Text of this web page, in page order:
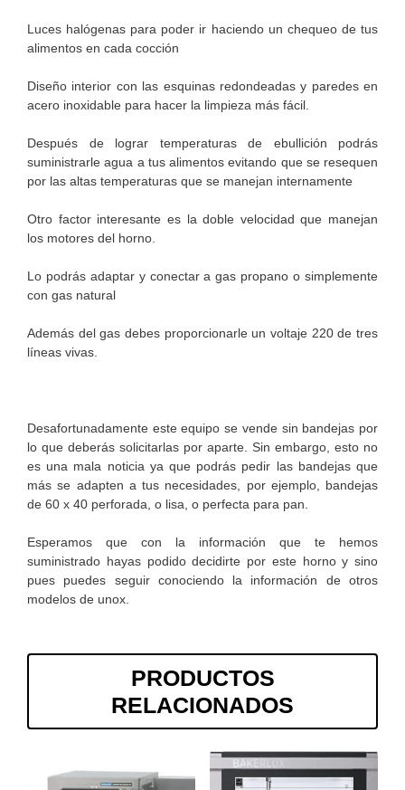
Luces halógenas para poder ir haciendo un chequeo de tus
alimentos en cada cocción
Diseño interior con las esquinas redondeadas y paredes en
acero inoxidable para hacer la limpieza más fácil.
Después de lograr temperaturas de ebullición podrás
suministrarle agua a tus alimentos evitando que se resequen
por las altas temperaturas que se manejan internamente
Otro factor interesante es la doble velocidad que manejan
los motores del horno.
Lo podrás adaptar y conectar a gas propano o simplemente
con gas natural
Además del gas debes proporcionarle un voltaje 220 de tres
líneas vivas.
Desafortunadamente este equipo se vende sin bandejas por
lo que deberás solicitarlas por aparte. Sin embargo, esto no
es una mala noticia ya que podrás pedir las bandejas que
más se adapten a tus necesidades, por ejemplo, bandejas
de 60 x 40 perforada, o lisa, o perfecta para pan.
Esperamos que con la información que te hemos
suministrado hayas podido decidirte por este horno y sino
pues puedes seguir conociendo la información de otros
modelos de unox.
PRODUCTOS
RELACIONADOS